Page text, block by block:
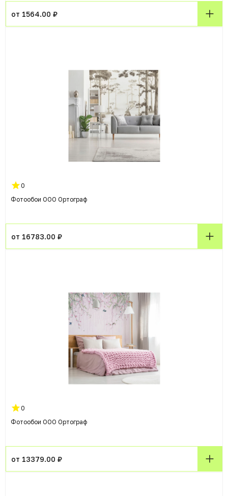
от 1564.00 ₽
0
Фотообои ООО Ортограф
от 16783.00 ₽
0
Фотообои ООО Ортограф
от 13379.00 ₽